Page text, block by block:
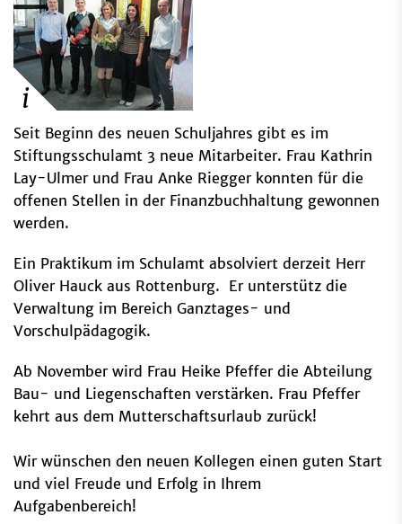
Seit Beginn des neuen Schuljahres gibt es im
Stiftungsschulamt 3 neue Mitarbeiter. Frau Kathrin
Lay-Ulmer und Frau Anke Riegger konnten für die
offenen Stellen in der Finanzbuchhaltung gewonnen
werden.
Ein Praktikum im Schulamt absolviert derzeit Herr
Oliver Hauck aus Rottenburg. Er unterstütz die
Verwaltung im Bereich Ganztages- und
Vorschulpädagogik.
Ab November wird Frau Heike Pfeffer die Abteilung
Bau- und Liegenschaften verstärken. Frau Pfeffer
kehrt aus dem Mutterschaftsurlaub zurück!
Wir wünschen den neuen Kollegen einen guten Start
und viel Freude und Erfolg in Ihrem
Aufgabenbereich!